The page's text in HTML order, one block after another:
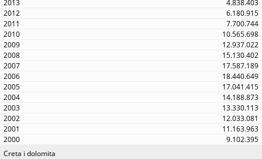
4.838.403
6.180.915
7.700.744
10.565.698
12.937.022
15.130.402
17.587.189
18.440.649
17.041.415
14.188.873
13.330.113
12.033.081
11.163.963
9.102.395
Creta i dolomita